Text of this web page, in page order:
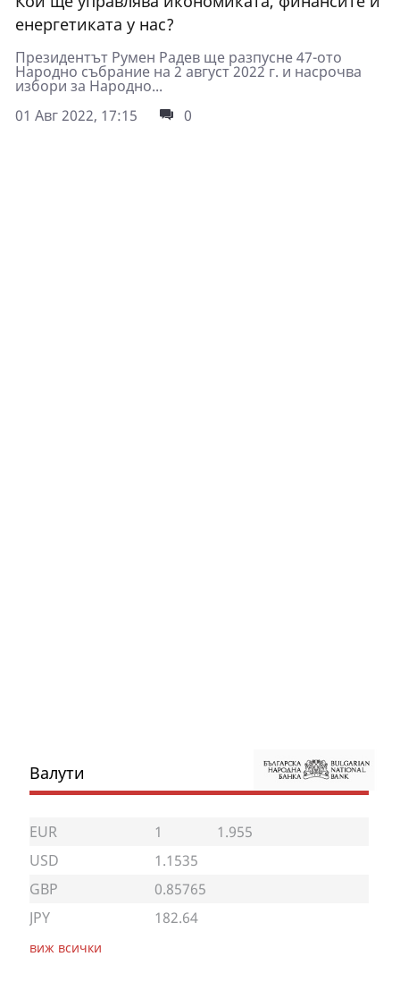
енергетиката у нас?
Президентът Румен Радев ще разпусне 47-ото
Народно събрание на 2 август 2022 г. и насрочва
избори за Народно...
01 Авг 2022, 17:15
0
Валути
EUR 1
1.955
USD
1.1535
GBP
0.85765
JPY
182.64
виж всички